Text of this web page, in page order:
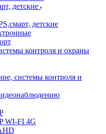
детские
детские
контроля и охраны
системы контроля и
WI-FI 4G